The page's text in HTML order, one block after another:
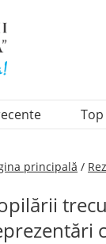
Top
principală /